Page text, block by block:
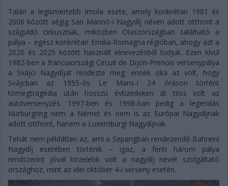
Talán a legismertebb Imola esete, amely konkrétan 1981 és
2006 között végig San Marinó-i Nagydíj néven adott otthont a
száguldó cirkusznak, miközben Olaszországban található a
pálya – egész konkrétan Emilia-Romagna régióban, ahogy azt a
2020 és 2025 között használt elnevezésből tudjuk. Ezen kívül
1982-ben a franciaországi Circuit de Dijon-Prenois versenypálya
a Svájci Nagydíjat rendezte meg: ennek oka az volt, hogy
Svájcban az 1955-ös Le Mans-i 24 óráson történt
tömegtragédia után hosszú évtizedeken át tilos volt az
autóversenyzés. 1997-ben és 1998-ban pedig a legendás
Nürburgring nem a Német és nem is az Európai Nagydíjnak
adott otthont, hanem a Luxemburgi Nagydíjnak.
Tehát nem példátlan az, ami a Sepangban rendezendő Bahreini
Nagydíj esetében történik – igaz, a fenti három pálya
rendszerint jóval közelebb volt a nagydíj nevét szolgáltató
országhoz, mint az idei október 4-i verseny esetén.